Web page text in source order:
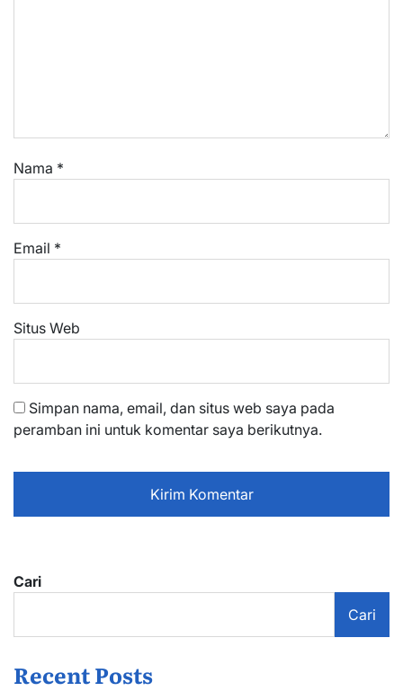
Nama *
Email *
Situs Web
Simpan nama, email, dan situs web saya pada
peramban ini untuk komentar saya berikutnya.
Cari
Cari
Recent Posts